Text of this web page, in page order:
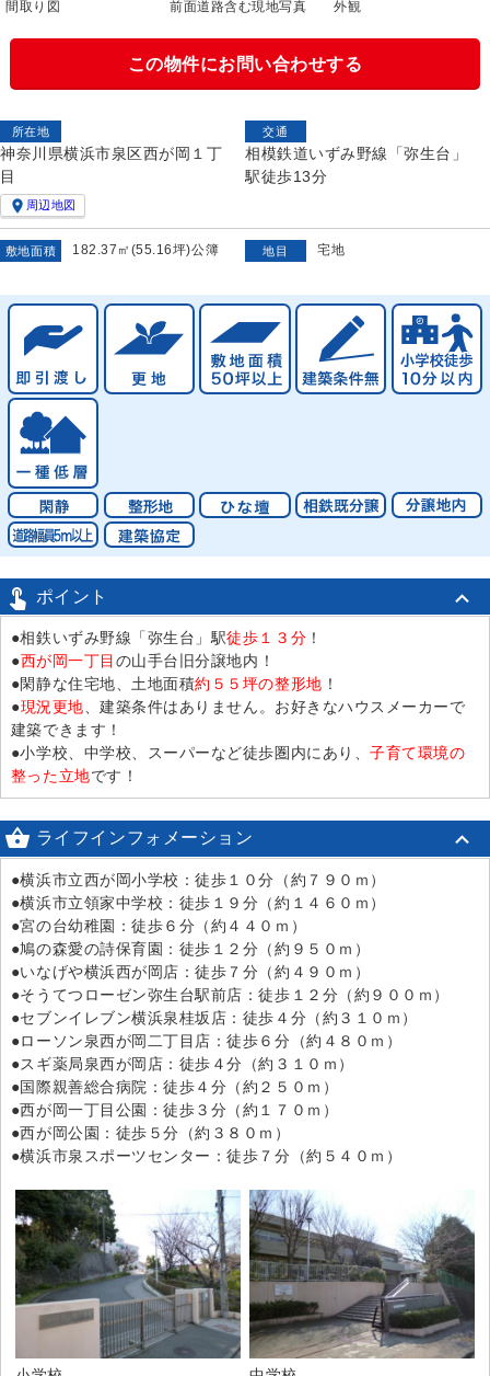
前面道路含む現地写真 外観 前面道路含む現地写真
この物件にお問い合わせする
所在地
神奈川県横浜市泉区西が岡１丁
目
 周辺地図
交通
相模鉄道いずみ野線「弥生台」
駅徒歩13分
敷地面積 182.37㎡(55.16坪)公簿 地目 宅地
 ポイント
●相鉄いずみ野線「弥生台」駅徒歩１３分 ！
●西が岡一丁目 の山手台旧分譲地内！
●閑静な住宅地、土地面積約５５坪の整形地 ！
●現況更地 、建築条件はありません。お好きなハウスメーカーで
建築できます！
●小学校、中学校、スーパーなど徒歩圏内にあり、子育て環境の
整った立地です！
 ライフインフォメーション
●横浜市立西が岡小学校：徒歩１０分（約７９０ｍ）
●横浜市立領家中学校：徒歩１９分（約１４６０ｍ）
●宮の台幼稚園：徒歩６分（約４４０ｍ）
●鳩の森愛の詩保育園：徒歩１２分（約９５０ｍ）
●いなげや横浜西が岡店：徒歩７分（約４９０ｍ）
●そうてつローゼン弥生台駅前店：徒歩１２分（約９００ｍ）
●セブンイレブン横浜泉桂坂店：徒歩４分（約３１０ｍ）
●ローソン泉西が岡二丁目店：徒歩６分（約４８０ｍ）
●スギ薬局泉西が岡店：徒歩４分（約３１０ｍ）
●国際親善総合病院：徒歩４分（約２５０ｍ）
●西が岡一丁目公園：徒歩３分（約１７０ｍ）
●西が岡公園：徒歩５分（約３８０ｍ）
●横浜市泉スポーツセンター：徒歩７分（約５４０ｍ）